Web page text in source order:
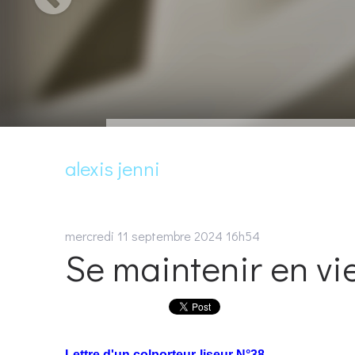
alexis jenni
mercredi 11 septembre 2024 16h54
Se maintenir en